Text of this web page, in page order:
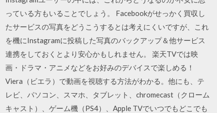
っている方もいることでしょう。 Facebookがせっかく買収し
たサービスの写真をどうこうするとは考えにくいですが、これ
を機にInstagramに投稿した写真のバックアップ＆他サービス
連携をしておくとより安心かもしれません。 楽天TVでは映
画・ドラマ・アニメなどをお好みのデバイスで楽しめる！
Viera（ビエラ）で動画を視聴する方法がわかる。他にも、テ
レビ、パソコン、スマホ、タブレット、chromecast（クローム
キャスト）、ゲーム機（PS4）、Apple TVでいつでもどこでも